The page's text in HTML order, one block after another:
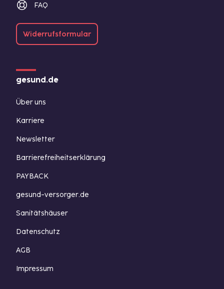
FAQ
Widerrufsformular
gesund.de
Über uns
Karriere
Newsletter
Barrierefreiheitserklärung
PAYBACK
gesund-versorger.de
Sanitätshäuser
Datenschutz
AGB
Impressum